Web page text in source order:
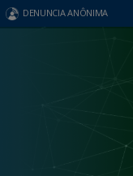
DENUNCIA ANÔNIMA